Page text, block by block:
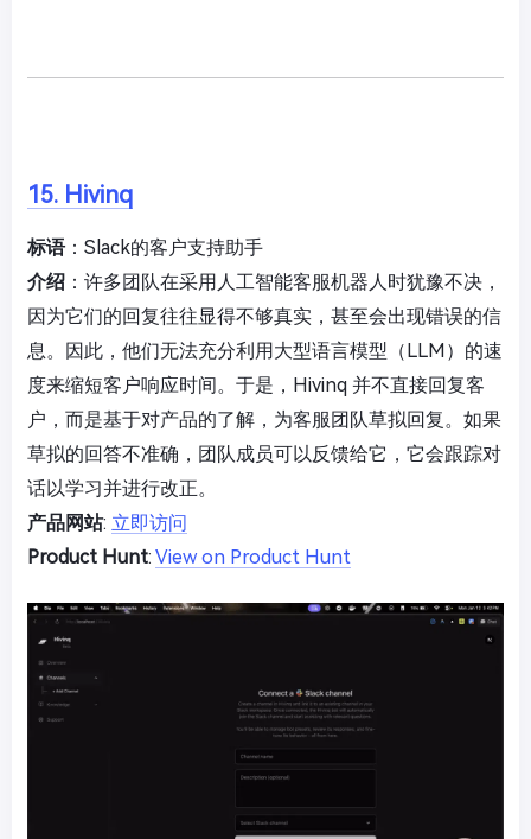
15. Hivinq
标语：Slack的客户支持助手
介绍 ：许多团队在采用人工智能客服机器人时犹豫不决，
因为它们的回复往往显得不够真实，甚至会出现错误的信
息。因此，他们无法充分利用大型语言模型（LLM）的速
度来缩短客户响应时间。于是，Hivinq 并不直接回复客
户，而是基于对产品的了解，为客服团队草拟回复。如果
草拟的回答不准确，团队成员可以反馈给它，它会跟踪对
话以学习并进行改正。
产品网站: 立即访问
Product Hunt: View on Product Hunt